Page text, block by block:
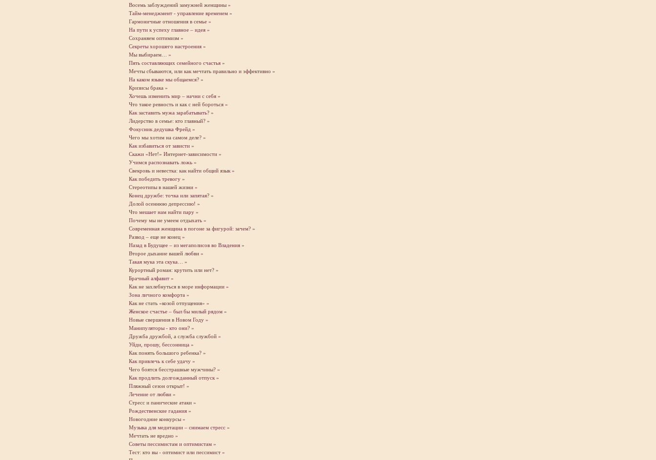
Восемь заблуждений замужней женщины »
Тайм-менеджмент - управление временем »
Гармоничные отношения в семье »
На пути к успеху главное – идея »
Сохраняем оптимизм »
Секреты хорошего настроения »
Мы выбираем… »
Пять составляющих семейного счастья »
Мечты сбываются, или как мечтать правильно и эффективно »
На каком языке мы общаемся? »
Кризисы брака »
Хочешь изменить мир – начни с себя »
Что такое ревность и как с ней бороться »
Как заставить мужа зарабатывать? »
Лидерство в семье: кто главный? »
Фокусник дедушка Фрейд »
Чего мы хотим на самом деле? »
Как избавиться от зависти »
Скажи «Нет!» Интернет-зависимости »
Учимся распознавать ложь »
Свекровь и невестка: как найти общий язык »
Как победить тревогу »
Стереотипы в нашей жизни »
Конец дружбе: точка или запятая? »
Долой осеннюю депрессию! »
Что мешает нам найти пару »
Почему мы не умеем отдыхать »
Современная женщина в погоне за фигурой: зачем? »
Развод – еще не конец »
Назад в Будущее – из мегаполисов во Владения »
Второе дыхание вашей любви »
Такая мука эта скука… »
Курортный роман: крутить или нет? »
Брачный алфавит »
Как не захлебнуться в море информации »
Зона личного комфорта »
Как не стать «козой отпущения» »
Женское счастье – был бы милый рядом »
Новые свершения в Новом Году »
Манипуляторы - кто они? »
Дружба дружбой, а служба службой »
Уйди, прошу, бессонница »
Как понять большого ребенка? »
Как привлечь к себе удачу »
Чего боятся бесстрашные мужчины? »
Как продлить долгожданный отпуск »
Пляжный сезон открыт! »
Лечение от любви »
Стресс и панические атаки »
Рождественские гадания »
Новогодние конкурсы »
Музыка для медитации – снимаем стресс »
Мечтать не вредно »
Советы пессимистам и оптимистам »
Тест: кто вы - оптимист или пессимист »